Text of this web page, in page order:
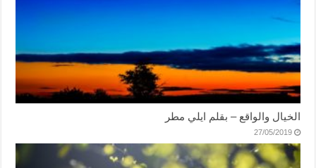
الخيال والواقع – بقلم ايلي مطر
27/05/2019